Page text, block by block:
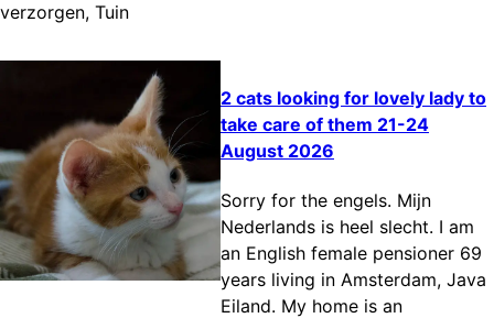
verzorgen, Tuin
2 cats looking for lovely lady to
take care of them 21-24
August 2026
Sorry for the engels. Mijn
Nederlands is heel slecht. I am
an English female pensioner 69
years living in Amsterdam, Java
Eiland. My home is an